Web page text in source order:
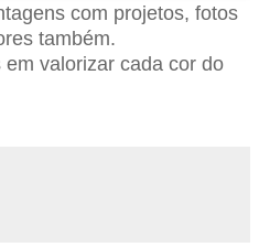
com projetos, fotos
também.
valorizar cada cor do